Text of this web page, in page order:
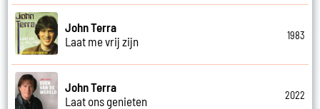
John Terra
Laat me vrij zijn
1983
John Terra
Laat ons genieten
2022